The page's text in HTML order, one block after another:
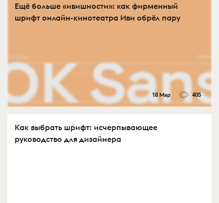
Ещё больше «ивишности»: как фирменный
шрифт онлайн-кинотеатра Иви обрёл пару
18 Мар 405
Как выбрать шрифт: исчерпывающее
руководство для дизайнера